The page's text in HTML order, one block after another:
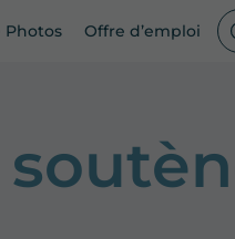
Photos Offre d’emploi